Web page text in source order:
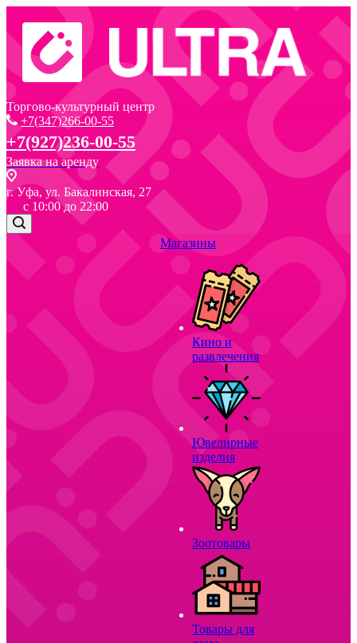
Торгово-культурный центр
+7(347)266-00-55
+7(927)236-00-55
Заявка на аренду
г. Уфа, ул. Бакалинская, 27
с 10:00 до 22:00
Магазины
Кино и
развлечения
Ювелирные
изделия
Зоотовары
Товары для